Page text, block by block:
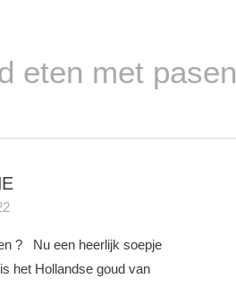
eten met pasen
? Nu een heerlijk soepje
het Hollandse goud van